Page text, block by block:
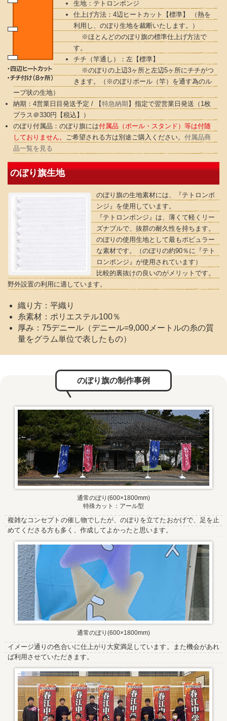
生地：テトロンポンジ
仕上げ方法：4辺ヒートカット【標準】 （熱を
利用し、のぼり生地を裁断いたします。）
※ほとんどののぼり旗の標準仕上げ方法で
す。
チチ（竿通し）：左【標準】
※のぼりの上辺3ヶ所と左辺5ヶ所にチチがつ
きます。（※のぼりポール（竿）を通す為のル
ープ状の生地）
納期：4営業日目発送予定 / 【特急納期 】指定で翌営業日発送（1枚
プラス＠330円【税込】）
のぼり付属品：のぼり旗には付属品（ポール・スタンド）等は付随
しておりません。
ご希望される方は別途ご購入ください。 付属品商
品一覧を見る
のぼり旗生地
のぼり旗の生地素材には、『テトロンポ
ンジ』を使用しています。
『テトロンポンジ』は、薄くて軽くリー
ズナブルで、抜群の耐久性を持ちます。
のぼりの使用生地として最もポピュラー
な素材です。（のぼりの約90％に『テト
ロンポンジ』が使用されています）
比較的裏抜けの良いのがメリットです。
野外設置の利用に適しています。
織り方：平織り
糸素材：ポリエステル100％
厚み：75デニール（デニール=9,000メートルの糸の質
量をグラム単位で表したもの）
のぼり旗の制作事例
通常のぼり(600×1800mm)
特殊カット：アール型
複雑なコンセプトの催し物でしたが、のぼりを立てたおかげで、足を止
めてくださる方も多く、作成してよかったと思います。
通常のぼり(600×1800mm)
イメージ通りの色合いに仕上がり大変満足しています。また機会があれ
ば利用させていただきます。